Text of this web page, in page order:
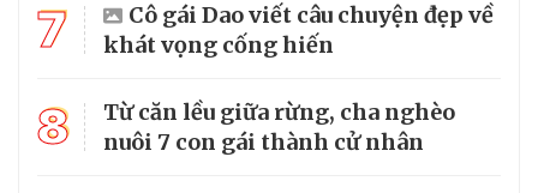
7
Cô gái Dao viết câu chuyện đẹp về
khát vọng cống hiến
8
Từ căn lều giữa rừng, cha nghèo
nuôi 7 con gái thành cử nhân